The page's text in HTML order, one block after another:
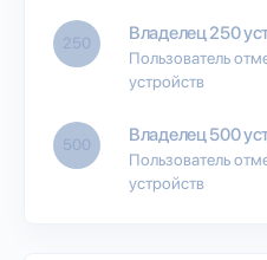
250 Владелец 250
Пользователь
устройств
500 Владелец 500
Пользователь
устройств